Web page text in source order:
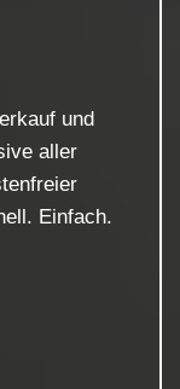
und
aller
Einfach.